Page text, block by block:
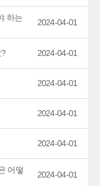
하는
2024-04-01
2024-04-01
2024-04-01
2024-04-01
2024-04-01
어떻
2024-04-01